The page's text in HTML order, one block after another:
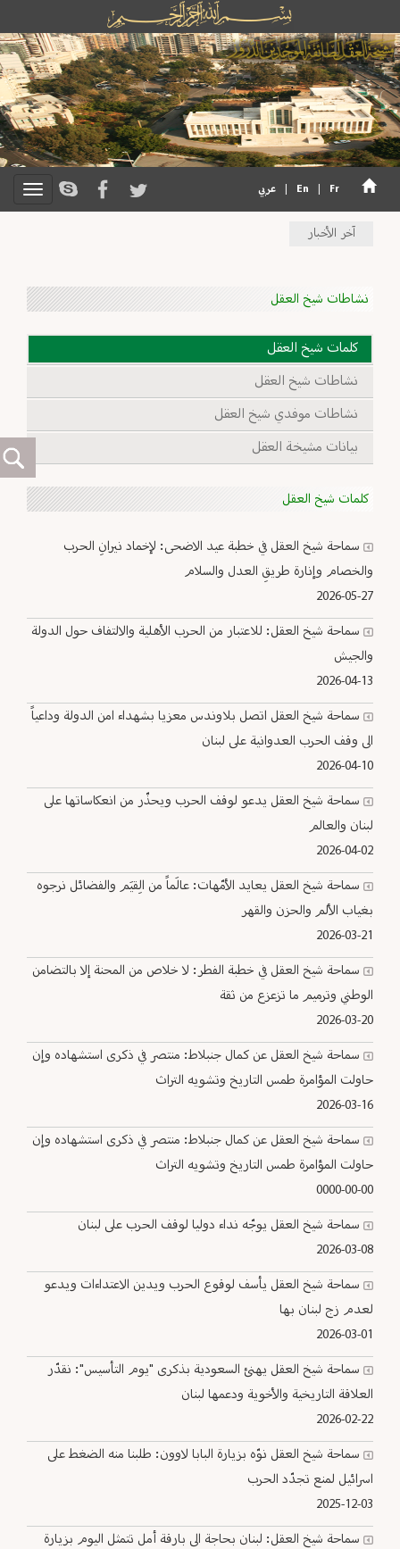
En Fr عربي
آخر الأخبار
نشاطات شيخ العقل
كلمات شيخ العقل
نشاطات شيخ العقل
نشاطات موفدي شيخ العقل
بيانات مشيخة العقل
كلمات شيخ العقل
سماحة شيخ العقل في خطبة عيد الاضحى: لإخماد نيرانِ الحرب
والخصام وإنارة طريقِ العدل والسلام
2026-05-27
سماحة شيخ العقل: للاعتبار من الحرب الأهلية والالتفاف حول الدولة
والجيش
2026-04-13
سماحة شيخ العقل اتصل بلاوندس معزيا بشهداء امن الدولة وداعياً
الى وقف الحرب العدوانية على لبنان
2026-04-10
سماحة شيخ العقل يدعو لوقف الحرب ويحذّر من انعكاساتها على
لبنان والعالم
2026-04-02
سماحة شيخ العقل يعايد الأمّهات: عالَماً من الِقيَم والفضائل نرجوه
بغياب الألم والحزن والقهر
2026-03-21
سماحة شيخ العقل في خطبة الفطر: لا خلاص من المحنة إلا بالتضامن
الوطني وترميم ما تزعزع من ثقة
2026-03-20
سماحة شيخ العقل عن كمال جنبلاط: منتصر في ذكرى استشهاده وإن
حاولت المؤامرة طمس التاريخ وتشويه التراث ‏
2026-03-16
سماحة شيخ العقل عن كمال جنبلاط: منتصر في ذكرى استشهاده وإن
حاولت المؤامرة طمس التاريخ وتشويه التراث ‏
0000-00-00
سماحة شيخ العقل يوجّه نداء دوليا لوقف الحرب على لبنان
2026-03-08
سماحة شيخ العقل يأسف لوقوع الحرب ويدين الاعتداءات ويدعو
لعدم زج لبنان بها
2026-03-01
سماحة شيخ العقل يهنئ السعودية بذكرى "يوم التأسيس": نقدّر
العلاقة التاريخية والأخوية ودعمها لبنان
2026-02-22
سماحة شيخ العقل نوّه بزيارة البابا لاوون: طلبنا منه الضغط على
اسرائيل لمنع تجدّد الحرب
2025-12-03
سماحة شيخ العقل: لبنان بحاجة الى بارقة أمل تتمثل اليوم بزيارة